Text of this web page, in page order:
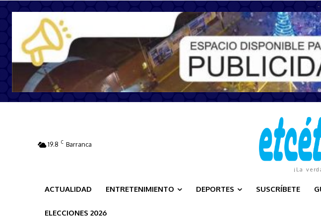
-
19.8 C Barranca
¡La
ACTUALIDAD ENTRETENIMIENTO DEPORTES SUSCRÍBETE
ELECCIONES 2026